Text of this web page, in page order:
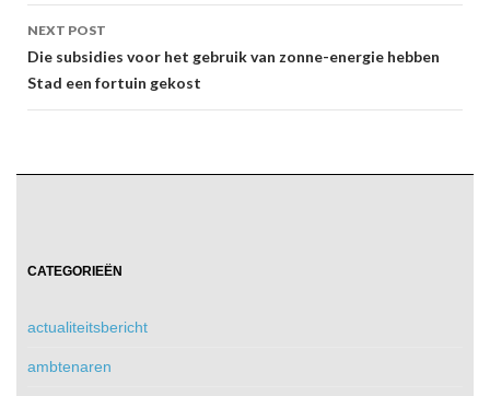
NEXT POST
Die subsidies voor het gebruik van zonne-energie hebben
Stad een fortuin gekost
CATEGORIEËN
actualiteitsbericht
ambtenaren